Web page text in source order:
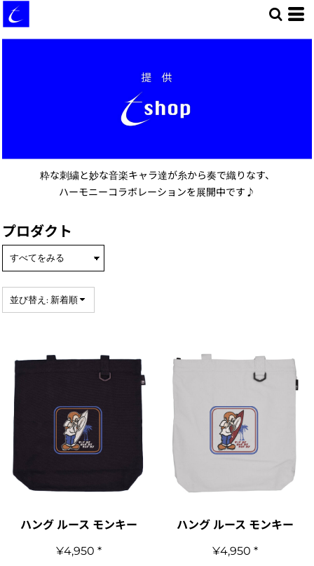
粋な刺繍と妙な音楽キャラ達が糸から奏で織りなす、
ハーモニーコラボレーションを展開中です♪
プロダクト
並び替え: 新着順
ハング ルース モンキー
¥4,950*
ハング ルース モンキー
¥4,950 *
デフォルト